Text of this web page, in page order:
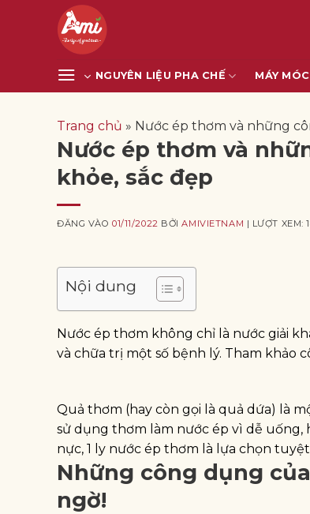
NGUYÊN LIỆU PHA CHẾ MÁY
Trang chủ » Nước ép thơm và những
Nước ép thơm và
khỏe, sắc đẹp
ĐĂNG VÀO01/11/2022 BỞIAMIVIETNAM | LƯỢT XEM:
Nội dung
Nước ép thơm không chỉ là nước giải
và chữa trị một số bệnh lý. Tham khảo
Quả thơm (hay còn gọi là quả dứa) là
sử dụng thơm làm nước ép vì dễ
nực, 1 ly nước ép thơm là lựa chọn
Những công dụng
ngờ!